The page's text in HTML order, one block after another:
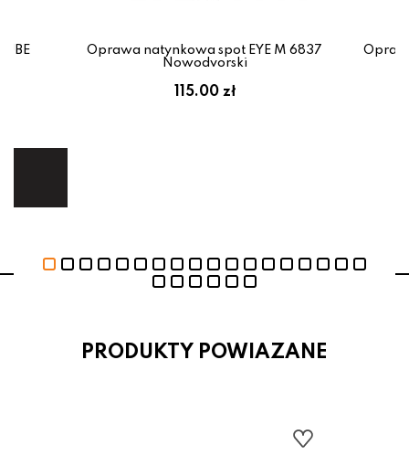
Oprawa natynkowa spot EYE M 6837
Nowodvorski
115.00 zł
PRODUKTY POWIAZANE